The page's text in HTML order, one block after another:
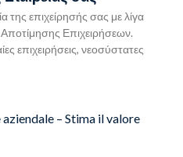
της επιχείρησής σας με λίγα
Επιχειρήσεων.
επιχειρήσεις, νεοσύστατες